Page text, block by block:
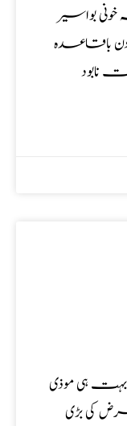
بواسیر
دن باقاعدہ
نابود
ہی موذی
کی بڑی